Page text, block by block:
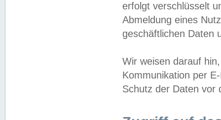
erfolgt verschlüsselt
Abmeldung eines
geschäftlichen Daten
Wir weisen darauf
Kommunikation per
Schutz der Daten vor